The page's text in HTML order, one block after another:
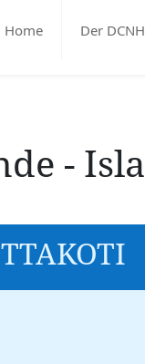
Home Der DCNH
-